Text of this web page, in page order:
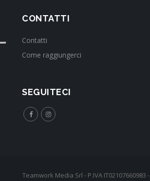
CONTATTI
Contatti
Come raggiungerci
SEGUITECI
Teamwork Media Srl - P.IVA IT02107660983 -